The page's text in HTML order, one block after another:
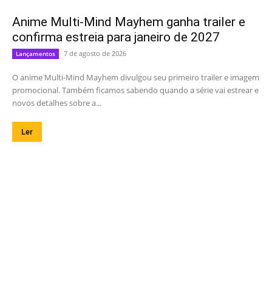
Anime Multi-Mind Mayhem ganha trailer e
confirma estreia para janeiro de 2027
Lançamentos 7 de agosto de 2026
O anime Multi-Mind Mayhem divulgou seu primeiro trailer e imagem
promocional. Também ficamos sabendo quando a série vai estrear e
novos detalhes sobre a...
Ler